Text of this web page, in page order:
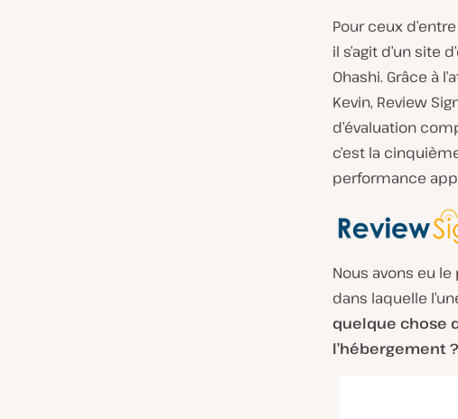
Pour ceux
il s’agit d’un site
Ohashi. Grâce à
Kevin, Review
d’évaluation
c’est la
performance
Nous avons eu
dans laquelle
quelque chose
l’hébergement ?